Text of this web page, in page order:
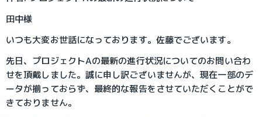
田中様
いつも大変お世話になっております。佐藤でございます。
先日、プロジェクトAの最新の進行状況についてのお問い合わ
せを頂戴しました。誠に申し訳ございませんが、現在一部のデ
ータが揃っておらず、最終的な報告をさせていただくことがで
きておりません。